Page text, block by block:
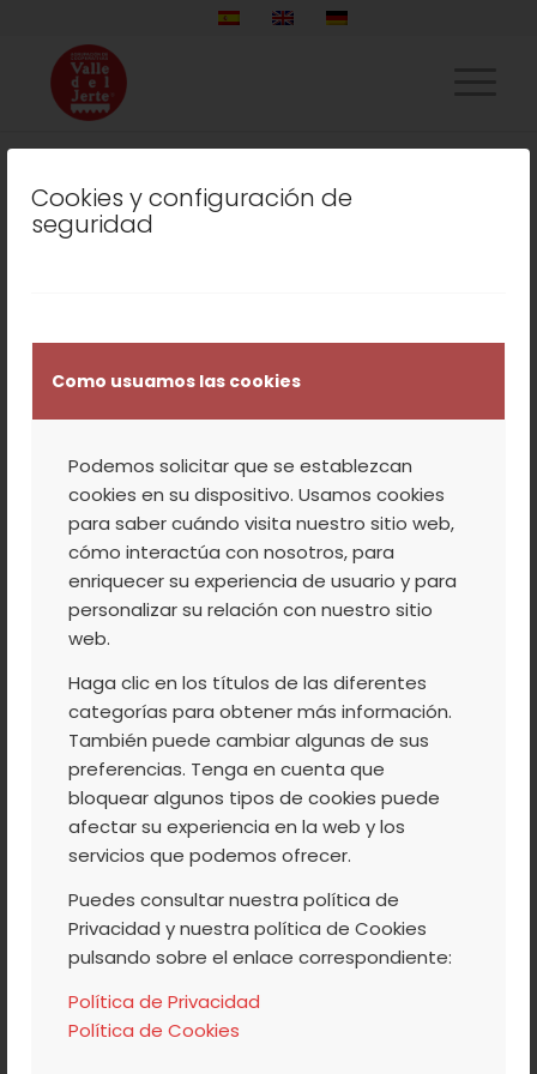
Cookies y configuración de
seguridad
Como usuamos las cookies
Podemos solicitar que se establezcan
cookies en su dispositivo. Usamos cookies
para saber cuándo visita nuestro sitio web,
cómo interactúa con nosotros, para
enriquecer su experiencia de usuario y para
personalizar su relación con nuestro sitio
web.
Haga clic en los títulos de las diferentes
categorías para obtener más información.
También puede cambiar algunas de sus
preferencias. Tenga en cuenta que
bloquear algunos tipos de cookies puede
afectar su experiencia en la web y los
servicios que podemos ofrecer.
Puedes consultar nuestra política de
Privacidad y nuestra política de Cookies
pulsando sobre el enlace correspondiente:
Política de Privacidad
Política de Cookies
LISTADO DE LA ETIQUETA:
COREA DEL SUR ELIGE
COMO CASO DE ÉXITO
EN DESARROLLO
RURAL A NIVEL
EUROPEO
Una delegación del Gobierno de Corea del Sur
visitado este mes de noviembre a los responsables del
programa LEADER del Valle del Jerte, para analizar el
proceso de desarrollo de la comarca tras seleccionarla
como un caso de éxito a nivel europeo .
Leer más